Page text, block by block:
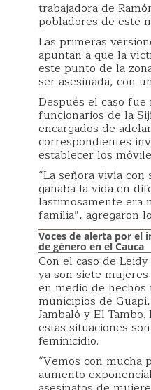
trabajadora de
pobladores de este
Las primeras
apuntan a que la
este punto de la
ser asesinada, con
Después el caso
funcionarios de la
encargados de
correspondientes
establecer los
“La señora vivía
ganaba la vida en
lastimosamente era
familia”, agregaron
Voces de alerta por el
de género en el Cauca
Con el caso de
ya son siete
en medio de
municipios de
Jambaló y El
estas situaciones
feminicidio.
“Vemos con mucha
aumento